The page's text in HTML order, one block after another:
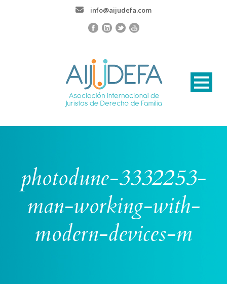
info@aijudefa.com
photodune-3332253-
man-working-with-
modern-devices-m